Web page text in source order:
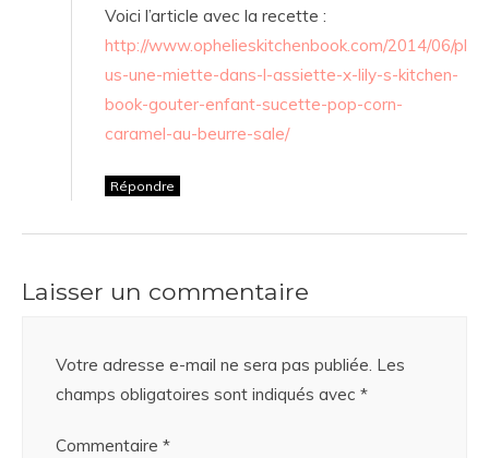
Voici l’article avec la recette :
http://www.ophelieskitchenbook.com/2014/06/pl
us-une-miette-dans-l-assiette-x-lily-s-kitchen-
book-gouter-enfant-sucette-pop-corn-
caramel-au-beurre-sale/
Répondre
Laisser un commentaire
Votre adresse e-mail ne sera pas publiée. Les
champs obligatoires sont indiqués avec *
Commentaire *